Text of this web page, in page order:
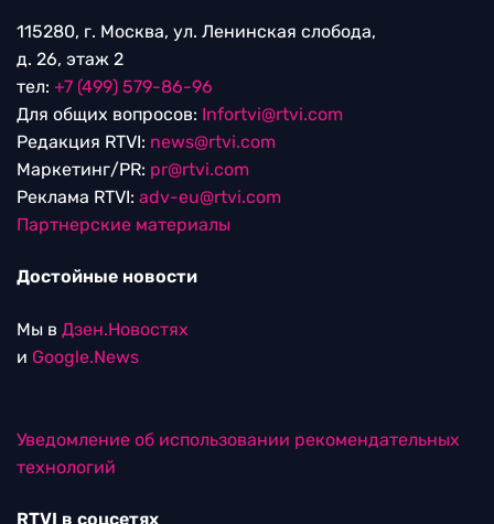
115280, г. Москва, ул. Ленинская слобода,
д. 26, этаж 2
тел: +7 (499) 579-86-96
Для общих вопросов: Infortvi@rtvi.com
Редакция RTVI: news@rtvi.com
Маркетинг/PR: pr@rtvi.com
Реклама RTVI: adv-eu@rtvi.com
Партнерские материалы
Достойные новости
Мы в Дзен.Новостях
и Google.News
Уведомление об использовании рекомендательных
технологий
RTVI в соцсетях